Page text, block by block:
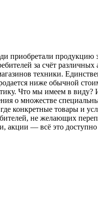
приобретали
за счёт
техники.
ниже обычной
Что мы имеем в
о множестве
конкретные товары и
не желающих
— всё это